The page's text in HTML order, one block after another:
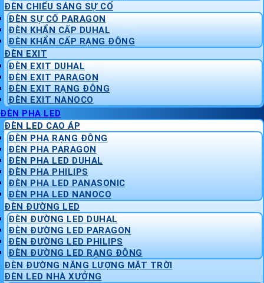
ĐÈN CHIẾU SÁNG SỰ CỐ
ĐÈN SỰ CỐ PARAGON
ĐÈN KHẨN CẤP DUHAL
ĐÈN KHẨN CẤP RẠNG ĐÔNG
ĐÈN EXIT
ĐÈN EXIT DUHAL
ĐÈN EXIT PARAGON
ĐÈN EXIT RẠNG ĐÔNG
ĐÈN EXIT NANOCO
ĐÈN PHA LED
ĐÈN LED CAO ÁP
ĐÈN PHA RẠNG ĐÔNG
ĐÈN PHA PARAGON
ĐÈN PHA LED DUHAL
ĐÈN PHA PHILIPS
ĐÈN PHA LED PANASONIC
ĐÈN PHA LED NANOCO
ĐÈN ĐƯỜNG LED
ĐÈN ĐƯỜNG LED DUHAL
ĐÈN ĐƯỜNG LED PARAGON
ĐÈN ĐƯỜNG LED PHILIPS
ĐÈN ĐƯỜNG LED RẠNG ĐÔNG
ĐÈN ĐƯỜNG NĂNG LƯỢNG MẶT TRỜI
ĐÈN LED NHÀ XƯỞNG